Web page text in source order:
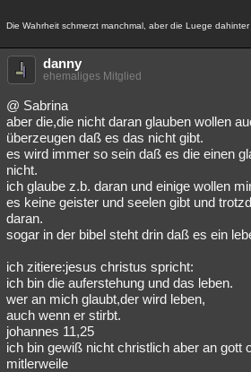
Die Wahrheit schmerzt manchmal, aber die Luege dahinter
danny
ehemaliges Mitglied
@ Sabrina
aber die,die nicht daran glauben wollen
überzeugen daß es das nicht gibt.
es wird immer so sein daß es die einen
nicht.
ich glaube z.b. daran und einige wollen
es keine geister und seelen gibt und
daran.
sogar in der bibel steht drin daß es ein
ich zitiere:jesus christus spricht:
ich bin die auferstehung und das leben.
wer an mich glaubt,der wird leben,
auch wenn er stirbt.
johannes 11,25
ich bin gewiß nicht christlich aber an gott
mitlerweile